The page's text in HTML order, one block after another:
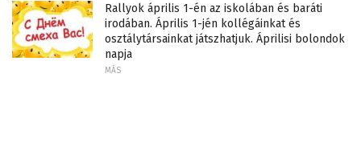
Rallyok április 1-én az iskolában és baráti
irodában. Április 1-jén kollégáinkat és
osztálytársainkat játszhatjuk. Áprilisi bolondok
napja
MÁS